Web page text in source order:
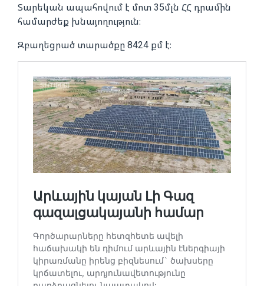
Տարեկան ապահովում է մոտ 35մլն ՀՀ դրամին
համարժեք խնայողություն։
Զբաղեցրած տարածքը 8424 քմ է։